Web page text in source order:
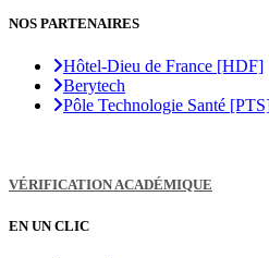
NOS PARTENAIRES
Hôtel-Dieu de France [HDF]
Berytech
Pôle Technologie Santé
VÉRIFICATION ACADÉMIQUE
EN UN CLIC